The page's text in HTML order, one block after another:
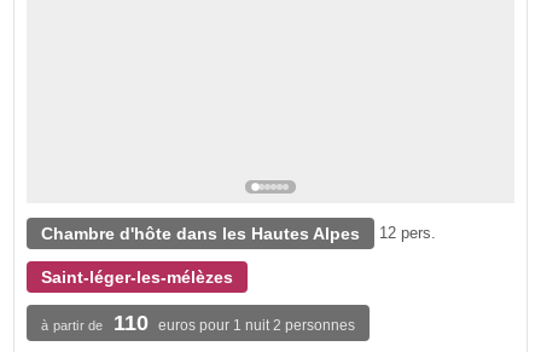
Chambre d'hôte dans les Hautes Alpes 12 pers.
Saint-léger-les-mélèzes
à partir de 110 euros pour 1 nuit 2 personnes